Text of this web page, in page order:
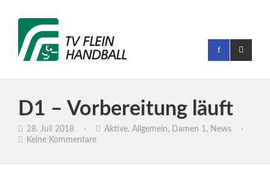
D1 – Vorbereitung läuft
28. Juli 2018 · Aktive, Allgemein, Damen 1, News
·
Keine Kommentare